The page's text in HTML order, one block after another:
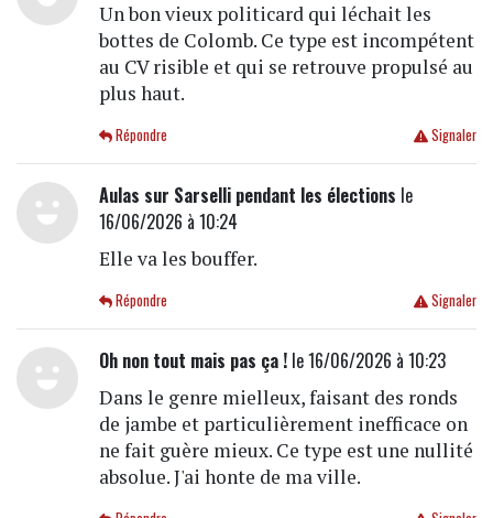
Un bon vieux politicard qui léchait les
bottes de Colomb. Ce type est incompétent
au CV risible et qui se retrouve propulsé au
plus haut.
Signaler
Répondre
Aulas sur Sarselli pendant les élections le
16/06/2026 à 10:24
Elle va les bouffer.
Signaler
Répondre
Oh non tout mais pas ça !le 16/06/2026 à 10:23
Dans le genre mielleux, faisant des ronds
de jambe et particulièrement inefficace on
ne fait guère mieux. Ce type est une nullité
absolue. J'ai honte de ma ville.